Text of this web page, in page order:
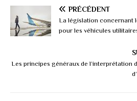
PRÉCÉDENT
La législation concernant
pour les véhicules
Les principes généraux de l’interprétation